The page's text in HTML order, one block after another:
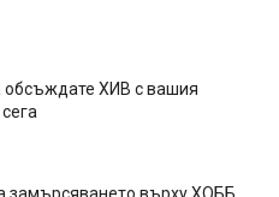
обсъждате ХИВ с вашия
замърсяването върху ХОББ